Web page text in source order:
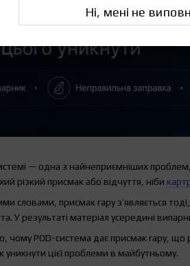
— одна з найнеприємніших
різкий присмак або відчуття, ніби
словами, присмак гару з’являється
У результаті матеріал усередині
чому POD-система дає присмак гару,
уникнути цієї проблеми в майбутньому.
Ні, мені не